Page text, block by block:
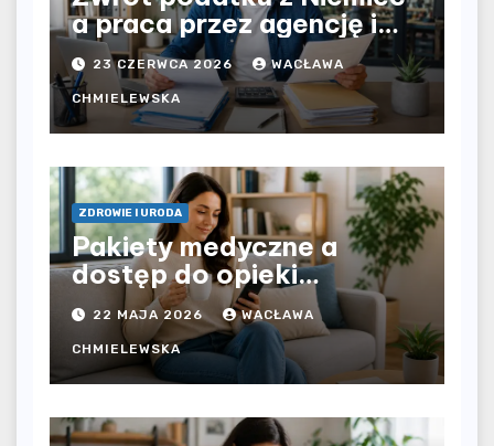
a praca przez agencję i
bezpośrednio u
pracodawcy – jak
rozliczyć oba źródła
dochodu?
23 CZERWCA 2026 WACŁAWA
CHMIELEWSKA
ZDROWIE I URODA
Pakiety medyczne a
dostęp do opieki
zdrowotnej bez
ograniczeń czasowych –
czy prywatna opieka daje
większą swobodę?
22 MAJA 2026 WACŁAWA
CHMIELEWSKA